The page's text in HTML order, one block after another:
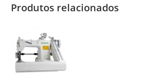
Produtos relacionados